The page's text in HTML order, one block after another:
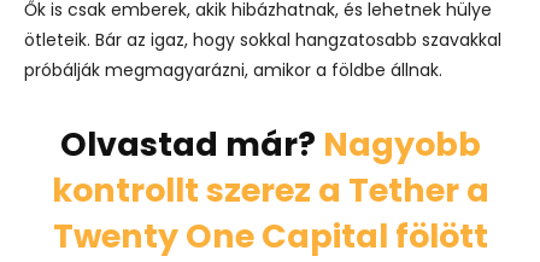
Ők is csak emberek, akik hibázhatnak, és lehetnek hülye
ötleteik. Bár az igaz, hogy sokkal hangzatosabb szavakkal
próbálják megmagyarázni, amikor a földbe állnak.
Olvastad már? Nagyobb
kontrollt szerez a Tether a
Twenty One Capital fölött